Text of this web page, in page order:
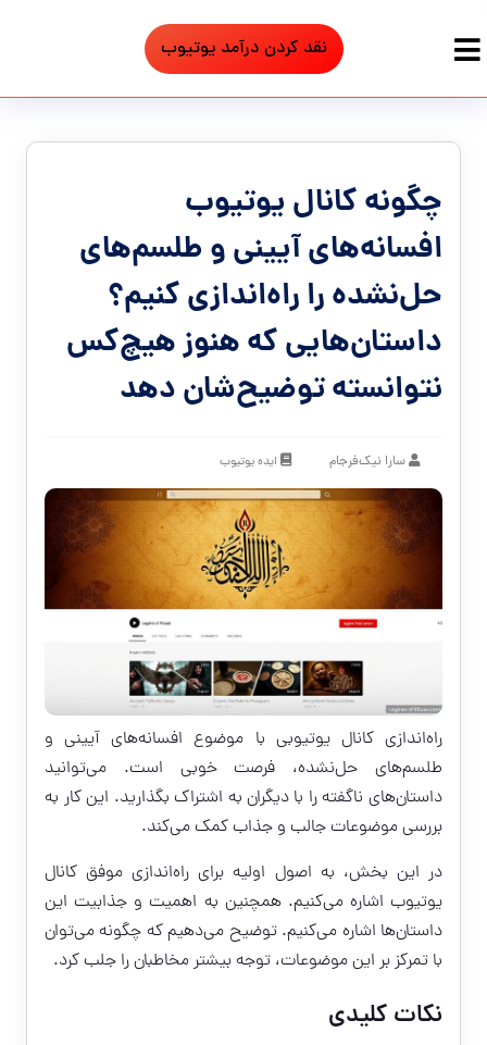
نقد کردن درآمد یوتیوب
چگونه کانال یوتیوب
افسانه‌های آیینی و طلسم‌های
حل‌نشده را راه‌اندازی کنیم؟
داستان‌هایی که هنوز هیچ‌کس
نتوانسته توضیح‌شان دهد
سارا نیک‌فرجام ایده یوتیوب
راه‌اندازی کانال یوتیوبی با موضوع افسانه‌های آیینی و
طلسم‌های حل‌نشده، فرصت خوبی است. می‌توانید
داستان‌های ناگفته را با دیگران به اشتراک بگذارید. این کار به
بررسی موضوعات جالب و جذاب کمک می‌کند.
در این بخش، به اصول اولیه برای راه‌اندازی موفق کانال
یوتیوب اشاره می‌کنیم. همچنین به اهمیت و جذابیت این
داستان‌ها اشاره می‌کنیم. توضیح می‌دهیم که چگونه می‌توان
با تمرکز بر این موضوعات، توجه بیشتر مخاطبان را جلب کرد.
نکات کلیدی